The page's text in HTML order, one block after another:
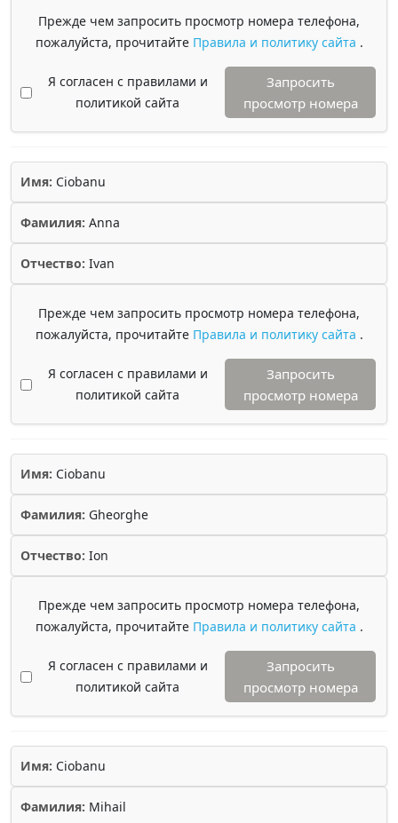
Прежде чем запросить просмотр номера телефона,
пожалуйста, прочитайте Правила и политику сайта .
Я согласен с правилами и
политикой сайта
Запросить
просмотр номера
Имя: Ciobanu
Фамилия: Anna
Отчество: Ivan
Прежде чем запросить просмотр номера телефона,
пожалуйста, прочитайте Правила и политику сайта .
Я согласен с правилами и
политикой сайта
Запросить
просмотр номера
Имя: Ciobanu
Фамилия: Gheorghe
Отчество: Ion
Прежде чем запросить просмотр номера телефона,
пожалуйста, прочитайте Правила и политику сайта .
Я согласен с правилами и
политикой сайта
Запросить
просмотр номера
Имя: Ciobanu
Фамилия: Mihail